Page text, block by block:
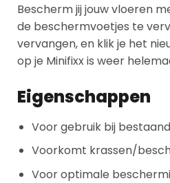
Bescherm jij jouw vloeren
de beschermvoetjes te
vervangen, en klik je het
op je Minifixx is weer
Eigenschappen
Voor gebruik bij
Voorkomt krassen/
Voor optimale